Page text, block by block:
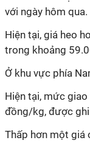
với ngày hôm qua.
Hiện tại, giá heo
trong khoảng
Ở khu vực phía
Hiện tại, mức
đồng/kg, được
Thấp hơn một